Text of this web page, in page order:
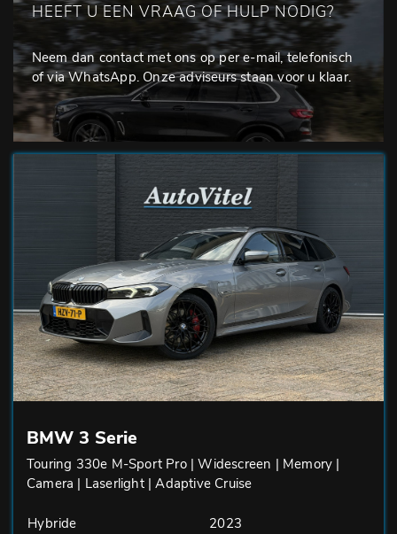
HEEFT U EEN VRAAG OF HULP NODIG?
Neem dan contact met ons op per e-mail, telefonisch
of via WhatsApp. Onze adviseurs staan voor u klaar.
BMW 3 Serie
Touring 330e M-Sport Pro | Widescreen | Memory |
Camera | Laserlight | Adaptive Cruise
Hybride
2023